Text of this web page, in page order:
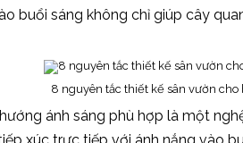
buổi sáng không chỉ giúp cây
8 nguyên tắc thiết kế sân vườn cho
ánh sáng phù hợp là một